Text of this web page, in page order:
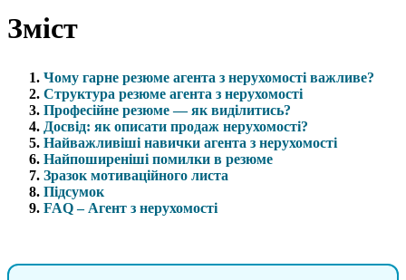
Зміст
Чому гарне резюме агента з нерухомості важливе?
Структура резюме агента з нерухомості
Професійне резюме — як виділитись?
Досвід: як описати продаж нерухомості?
Найважливіші навички агента з нерухомості
Найпоширеніші помилки в резюме
Зразок мотиваційного листа
Підсумок
FAQ – Агент з нерухомості